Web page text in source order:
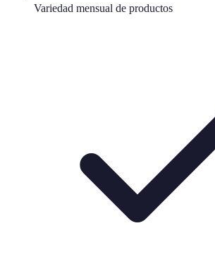
Variedad mensual de productos